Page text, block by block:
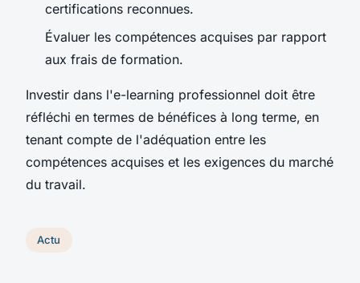
certifications reconnues.
Évaluer les compétences acquises par rapport
aux frais de formation.
Investir dans l'e-learning professionnel doit être
réfléchi en termes de bénéfices à long terme, en
tenant compte de l'adéquation entre les
compétences acquises et les exigences du marché
du travail.
Actu